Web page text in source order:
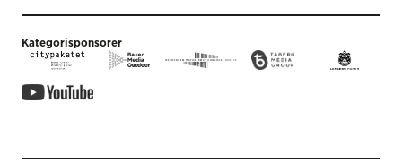
Kategorisponsorer